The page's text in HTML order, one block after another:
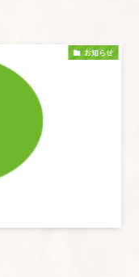
お知らせ